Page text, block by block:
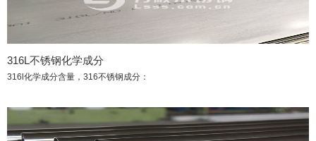
316L不锈钢化学成分
316l化学成分含量，316不锈钢成分：